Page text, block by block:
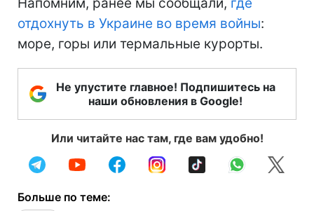
отдохнуть в Украине во время войны:
море, горы или термальные курорты.
Не упустите главное! Подпишитесь на
наши обновления в Google!
Или читайте нас там, где вам удобно!
Больше по теме: